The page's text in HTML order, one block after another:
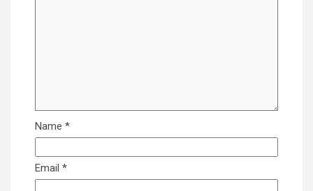
Name *
Email *